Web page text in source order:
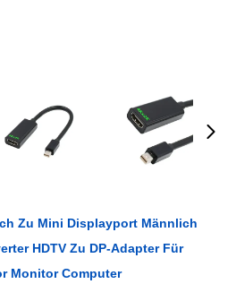
Zu Mini Displayport Männlich
HDTV Zu DP-Adapter Für
Monitor Computer